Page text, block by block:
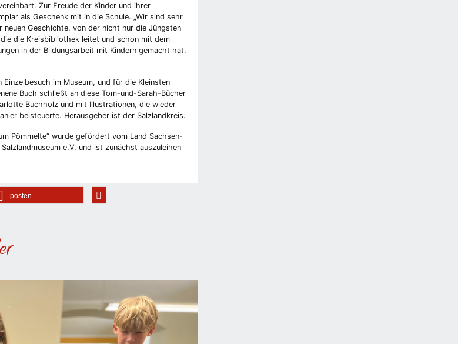
Zur Freude der Kinder und ihrer
als Geschenk mit in die Schule. „Wir sind sehr
Geschichte, von der nicht nur die Jüngsten
die Kreisbibliothek leitet und schon mit dem
in der Bildungsarbeit mit Kindern gemacht hat.
im Museum, und für die Kleinsten
Buch schließt an diese Tom-und-Sarah-Bücher
Buchholz und mit Illustrationen, die wieder
beisteuerte. Herausgeber ist der Salzlandkreis.
Pömmelte“ wurde gefördert vom Land Sachsen-
e.V. und ist zunächst auszuleihen
posten